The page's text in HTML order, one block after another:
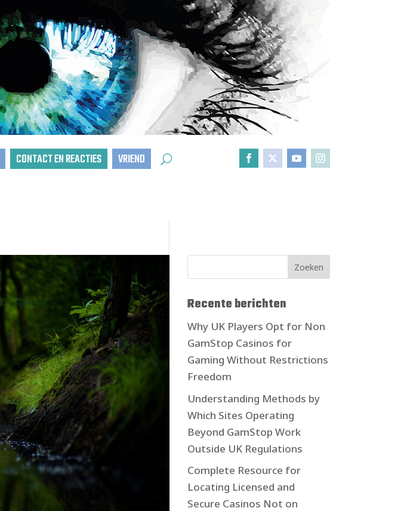
CONTACT EN REACTIES VRIEND
Zoeken
Recente berichten
Why UK Players Opt for Non
GamStop Casinos for
Gaming Without Restrictions
Freedom
Understanding Methods by
Which Sites Operating
Beyond GamStop Work
Outside UK Regulations
Complete Resource for
Locating Licensed and
Secure Casinos Not on